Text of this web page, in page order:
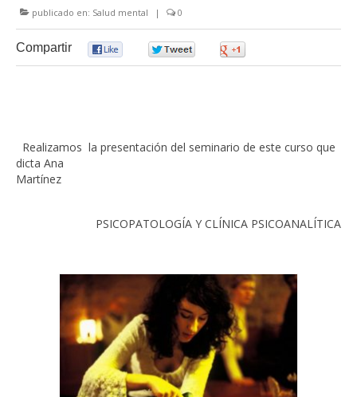
publicado en: Salud mental | 0
Compartir
Realizamos la presentación del seminario de este curso que
dicta Ana
PSICOPATOLOGÍA Y CLÍNICA PSICOANALÍTICA